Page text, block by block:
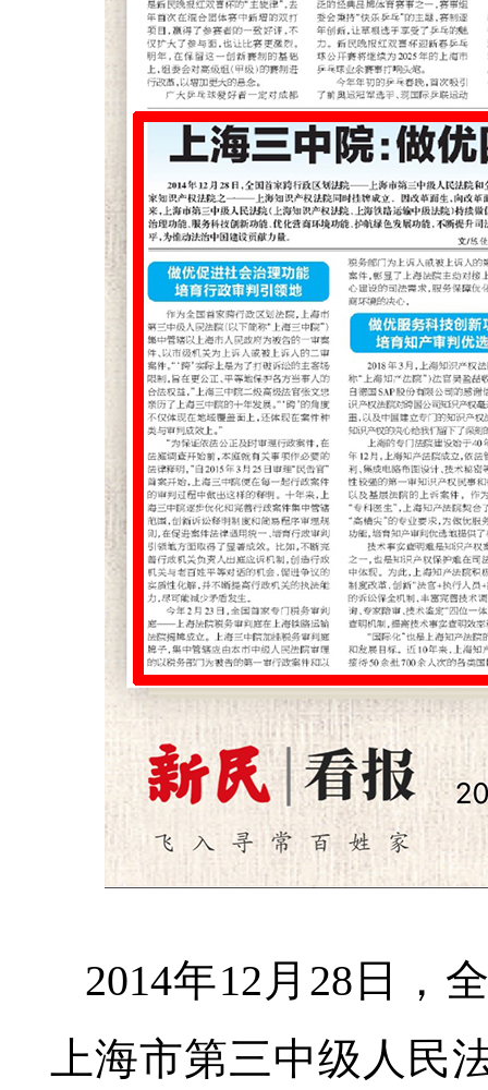
2014年12月28日
上海市第三中级人民